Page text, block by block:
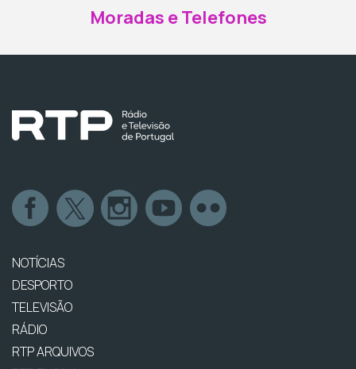
Moradas e Telefones
NOTÍCIAS
DESPORTO
TELEVISÃO
RÁDIO
RTP ARQUIVOS